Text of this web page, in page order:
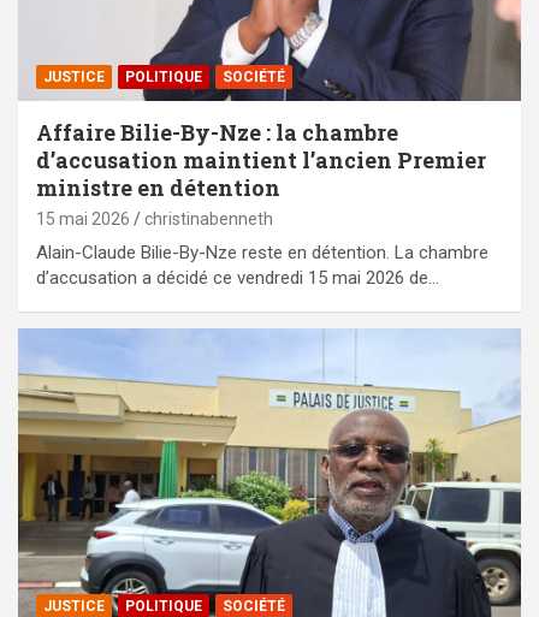
JUSTICE POLITIQUE SOCIÉTÉ
Affaire Bilie-By-Nze : la chambre
d’accusation maintient l’ancien Premier
ministre en détention
15 mai 2026 christinabenneth
Alain-Claude Bilie-By-Nze reste en détention. La chambre
d’accusation a décidé ce vendredi 15 mai 2026 de…
JUSTICE POLITIQUE SOCIÉTÉ